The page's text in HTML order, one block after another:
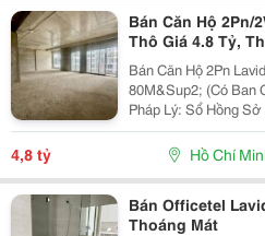
Bán Căn Hộ 2Pn/
Thô Giá 4.8 Tỷ,
Q7
Bán Căn Hộ 2Pn
80M&Sup2; (Có Ban
Pháp Lý: Sổ Hồng
Giá: 4.8 Tỷ Tổng Giá
Ngay Lh: 0979939734
4,8 tỷ Hồ Chí
Bán Officetel
Thoáng Mát